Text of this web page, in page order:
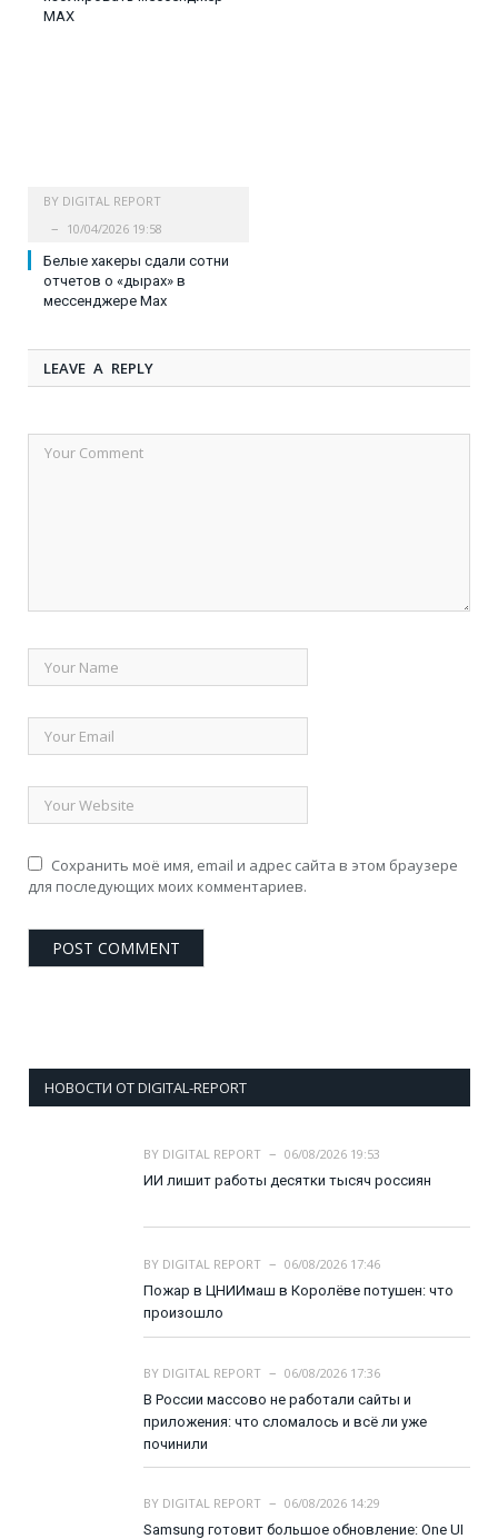
MAX
BY DIGITAL REPORT
10/04/2026 19:58
Белые хакеры сдали сотни
отчетов о «дырах» в
мессенджере Max
LEAVE A REPLY
Сохранить моё имя, email и адрес сайта в этом браузере
для последующих моих комментариев.
НОВОСТИ ОТ DIGITAL-REPORT
BY DIGITAL REPORT
06/08/2026 19:53
ИИ лишит работы десятки тысяч россиян
BY DIGITAL REPORT
06/08/2026 17:46
Пожар в ЦНИИмаш в Королёве потушен: что
произошло
BY DIGITAL REPORT
06/08/2026 17:36
В России массово не работали сайты и
приложения: что сломалось и всё ли уже
починили
BY DIGITAL REPORT
06/08/2026 14:29
Samsung готовит большое обновление: One UI